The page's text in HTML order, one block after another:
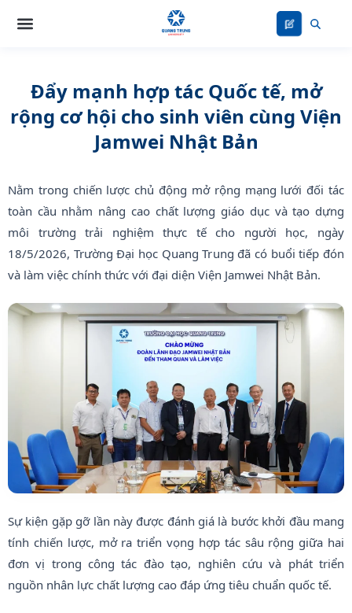
Đẩy mạnh hợp tác Quốc tế, mở
rộng cơ hội cho sinh viên cùng Viện
Jamwei Nhật Bản
Nằm trong chiến lược chủ động mở rộng mạng lưới đối tác
toàn cầu nhằm nâng cao chất lượng giáo dục và tạo dựng
môi trường trải nghiệm thực tế cho người học, ngày
18/5/2026, Trường Đại học Quang Trung đã có buổi tiếp đón
và làm việc chính thức với đại diện Viện Jamwei Nhật Bản.
Sự kiện gặp gỡ lần này được đánh giá là bước khởi đầu mang
tính chiến lược, mở ra triển vọng hợp tác sâu rộng giữa hai
đơn vị trong công tác đào tạo, nghiên cứu và phát triển
nguồn nhân lực chất lượng cao đáp ứng tiêu chuẩn quốc tế.